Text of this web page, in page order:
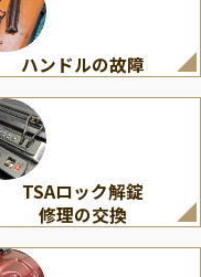
ハンドルの故障
TSAロック解錠
修理の交換